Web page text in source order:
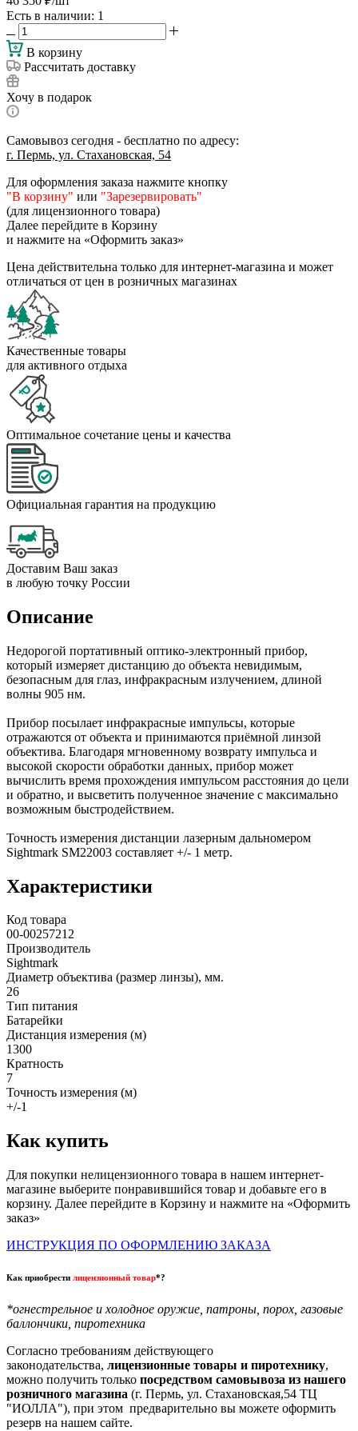
Есть в наличии: 1
В корзину
Рассчитать доставку
Хочу в подарок
Самовывоз сегодня - бесплатно по адресу:
г. Пермь, ул. Стахановская, 54
Для оформления заказа нажмите кнопку
"В корзину" или "Зарезервировать"
(для лицензионного товара)
Далее перейдите в Корзину
и нажмите на «Оформить заказ»
Цена действительна только для интернет-магазина и может
отличаться от цен в розничных магазинах
Качественные товары
для активного отдыха
Оптимальное сочетание цены и качества
Официальная гарантия на продукцию
Доставим Ваш заказ
в любую точку России
Описание
Недорогой портативный оптико-электронный прибор,
который измеряет дистанцию до объекта невидимым,
безопасным для глаз, инфракрасным излучением, длиной
волны 905 нм.
Прибор посылает инфракрасные импульсы, которые
отражаются от объекта и принимаются приёмной линзой
объектива. Благодаря мгновенному возврату импульса и
высокой скорости обработки данных, прибор может
вычислить время прохождения импульсом расстояния до цели
и обратно, и высветить полученное значение с максимально
возможным быстродействием.
Точность измерения дистанции лазерным дальномером
Sightmark SM22003 составляет +/- 1 метр.
Характеристики
Код товара
00-00257212
Производитель
Sightmark
Диаметр объектива (размер линзы), мм.
26
Тип питания
Батарейки
Дистанция измерения (м)
1300
Кратность
7
Точность измерения (м)
+/-1
Как купить
Для покупки нелицензионного товара в нашем интернет-
магазине выберите понравившийся товар и добавьте его в
корзину. Далее перейдите в Корзину и нажмите на «Оформить
заказ»
ИНСТРУКЦИЯ ПО ОФОРМЛЕНИЮ ЗАКАЗА
Как приобрести лицензионный товар*?
*огнестрельное и холодное оружие, патроны, порох, газовые
баллончики, пиротехника
Согласно требованиям действующего
законодательства, лицензионные товары и пиротехнику,
можно получить только посредством самовывоза из нашего
розничного магазина (г. Пермь, ул. Стахановская,54 ТЦ
"ИОЛЛА"), при этом предварительно вы можете оформить
резерв на нашем сайте.